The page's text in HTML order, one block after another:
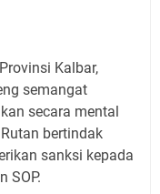
Kalbar,
semangat
secara mental
bertindak
sanksi kepada
SOP.